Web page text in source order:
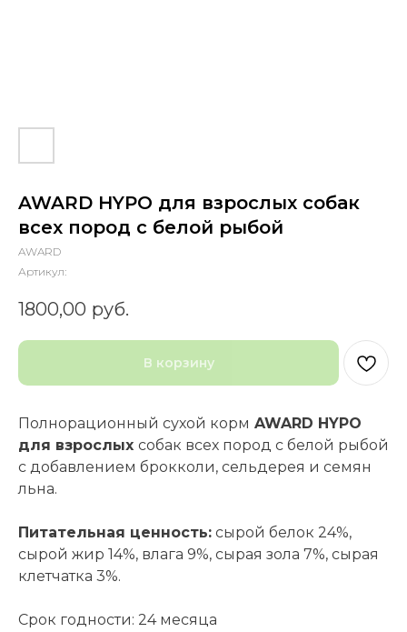
AWARD HYPO для взрослых собак
всех пород с белой рыбой
AWARD
Артикул:
1800,00 руб.
В корзину
Полнорационный сухой корм AWARD HYPO
для взрослых собак всех пород с белой рыбой
с добавлением брокколи, сельдерея и семян
льна.
Питательная ценность: сырой белок 24%,
сырой жир 14%, влага 9%, сырая зола 7%, сырая
клетчатка 3%.
Срок годности: 24 месяца